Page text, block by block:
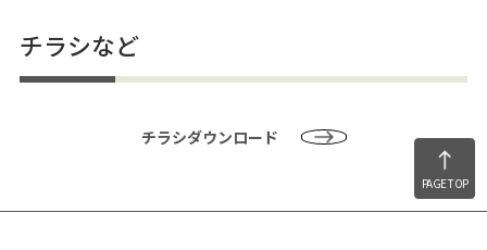
チラシなど
チラシダウンロード
PAGE TOP